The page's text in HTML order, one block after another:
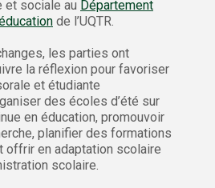
et sociale au Département
de l’UQTR.
les parties ont
la réflexion pour favoriser
et étudiante
des écoles d’été sur
en éducation, promouvoir
planifier des formations
offrir en adaptation scolaire
scolaire.